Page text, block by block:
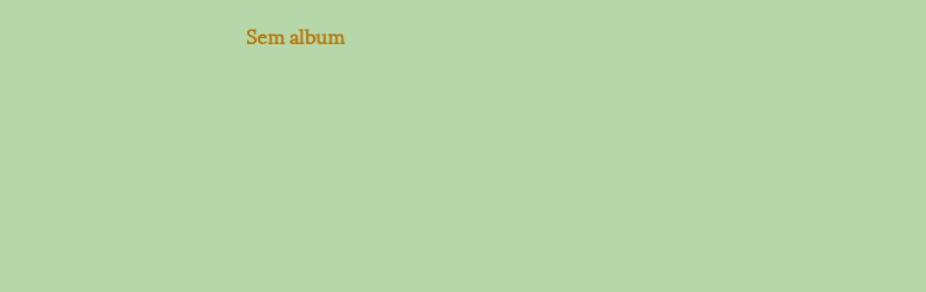
Sem album